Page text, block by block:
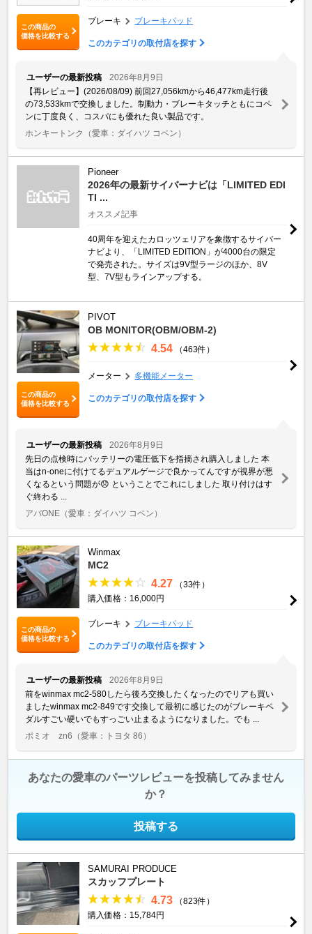
この商品の
価格を比較する
ブレーキ ブレーキパッド
このカテゴリの取付店を探す
ユーザーの最新投稿
2026年8月9日
【再レビュー】(2026/08/09) 前回27,056kmから46,477km走行後
の73,533kmで交換しました。制動力・ブレーキタッチともにコペ
ンに丁度良く、コスパにも優れた良い製品です。
ホンキートンク
（愛車：ダイハツ コペン）
Pioneer
2026年の最新サイバーナビは「LIMITED EDI
TI ...
オススメ記事
40周年を迎えたカロッツェリアを象徴するサイバー
ナビより、「LIMITED EDITION」が4000台の限定
で発売された。サイズは9V型ラージのほか、8V
型、7V型もラインアップする。
この商品の
価格を比較する
PIVOT
OB MONITOR(OBM/OBM-2)
4.54 （463件）
メーター 多機能メーター
このカテゴリの取付店を探す
ユーザーの最新投稿
2026年8月9日
先日の点検時にバッテリーの電圧低下を指摘され購入しました 本
当はn-oneに付けてるデュアルゲージで良かってんですが視界が悪
くなるという問題が😞 ということでこれにしました 取り付けはす
ぐ終わる ...
アバONE （愛車：ダイハツ コペン）
この商品の
価格を比較する
Winmax
MC2
4.27
（33件）
購入価格：16,000円
ブレーキ ブレーキパッド
このカテゴリの取付店を探す
ユーザーの最新投稿
2026年8月9日
前をwinmax mc2-580したら後ろ交換したくなったのでリアも買い
ましたwinmax mc2-849です交換して最初に感じたのがブレーキペ
ダルすごい硬いでもすっごい止まるようになりました。でも ...
ポミオ zn6 （愛車：トヨタ 86）
あなたの愛車のパーツレビューを投稿してみません
か？
投稿する
SAMURAI PRODUCE
スカッフプレート
4.73
（823件）
購入価格：15,784円